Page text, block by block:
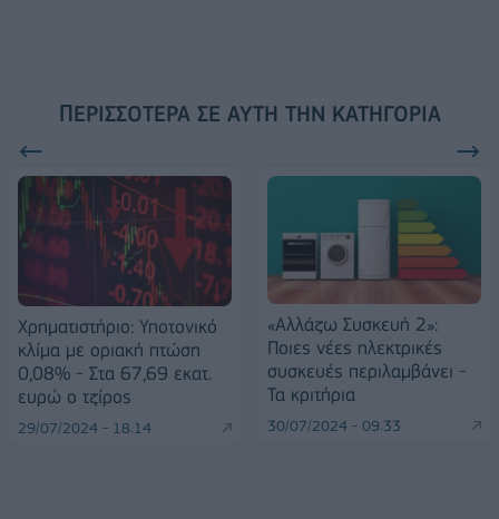
ΠΕΡΙΣΣΌΤΕΡΑ ΣΕ ΑΥΤΉ ΤΗΝ ΚΑΤΗΓΟΡΊΑ
Χρηματιστήριο: Υποτονικό
κλίμα με οριακή πτώση
0,08% - Στα 67,69 εκατ.
ευρώ ο τζίρος
29/07/2024 - 18:14
«Αλλάζω Συσκευή 2»:
Ποιες νέες ηλεκτρικές
συσκευές περιλαμβάνει -
Τα κριτήρια
30/07/2024 - 09:33